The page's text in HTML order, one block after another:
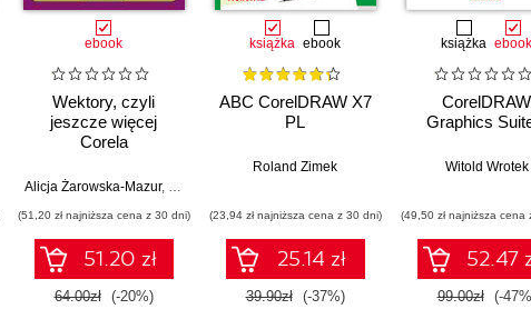
ebook
Wektory, czyli
jeszcze więcej
Corela
Alicja Żarowska-Mazur, Dawid Mazur
(51,20 zł najniższa cena z 30 dni)
51.20 zł
64.00zł (-20%)
książka ebook
ABC CorelDRAW X7
PL
Roland Zimek
(23,94 zł najniższa cena z 30 dni)
25.14 zł
39.90zł (-37%)
książka ebook
CorelDRAW
Graphics
Witold Wrotek
(49,50 zł najniższa cena
52.47
99.00zł (-